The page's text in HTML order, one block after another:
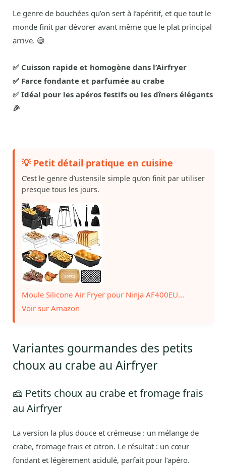
Le genre de bouchées qu’on sert à l’apéritif, et que tout le
monde finit par dévorer avant même que le plat principal
arrive. 😄
✅ Cuisson rapide et homogène dans l’Airfryer
✅ Farce fondante et parfumée au crabe
✅ Idéal pour les apéros festifs ou les dîners élégants
🎉
💡 Petit détail pratique en cuisine
C’est le genre d’ustensile simple qu’on finit par utiliser
presque tous les jours.
Moule Silicone Air Fryer pour Ninja AF400EU...
Voir sur Amazon
Variantes gourmandes des petits
choux au crabe au Airfryer
🧀 Petits choux au crabe et fromage frais
au Airfryer
La version la plus douce et crémeuse : un mélange de
crabe, fromage frais et citron. Le résultat : un cœur
fondant et légèrement acidulé, parfait pour l’apéro.